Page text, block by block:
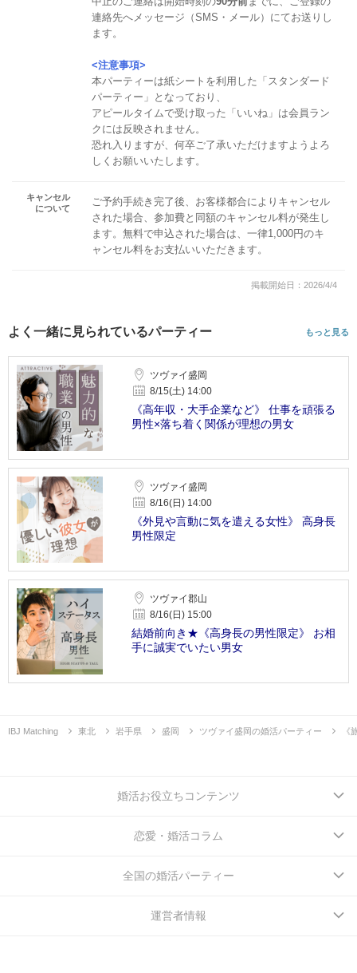
連絡先へメッセージ（SMS・メール）にてお送りし
ます。
<注意事項>
本パーティーは紙シートを利用した「スタンダード
パーティー」となっており、
アピールタイムで受け取った「いいね」は会員ラン
クには反映されません。
恐れ入りますが、何卒ご了承いただけますようよろ
しくお願いいたします。
キャンセル
について
ご予約手続き完了後、お客様都合によりキャンセル
された場合、参加費と同額のキャンセル料が発生し
ます。無料で申込された場合は、一律1,000円のキ
ャンセル料をお支払いいただきます。
掲載開始日：2026/4/4
よく一緒に見られているパーティー もっと見る
ツヴァイ盛岡
8/15(土) 14:00
《高年収・大手企業など》 仕事を頑張る
男性×落ち着く関係が理想の男女
ツヴァイ盛岡
8/16(日) 14:00
《外見や言動に気を遣える女性》 高身長
男性限定
ツヴァイ郡山
8/16(日) 15:00
結婚前向き★《高身長の男性限定》 お相
手に誠実でいたい男女
IBJ Matching 東北 岩手県 盛岡 ツヴァイ盛岡の婚活パーティー 《
婚活お役立ちコンテンツ
恋愛・婚活コラム
全国の婚活パーティー
運営者情報